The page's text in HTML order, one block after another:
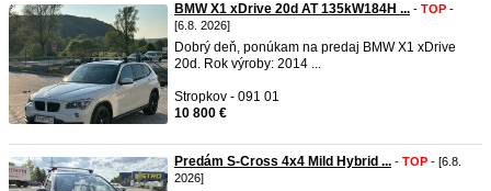
BMW X1 xDrive 20d AT 135kW184H ... - TOP -
[6.8. 2026]
Dobrý deň, ponúkam na predaj BMW X1 xDrive
20d. Rok výroby: 2014 ...
Stropkov - 091 01
10 800 €
Predám S-Cross 4x4 Mild Hybrid ... - TOP - [6.8.
2026]